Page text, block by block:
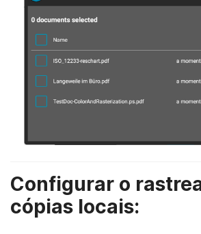
Configurar o
cópias locais: